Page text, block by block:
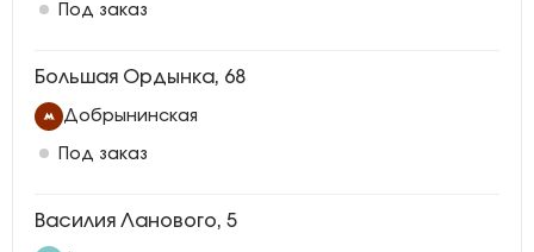
Под заказ
Большая Ордынка, 68
Добрынинская
Под заказ
Василия Ланового, 5